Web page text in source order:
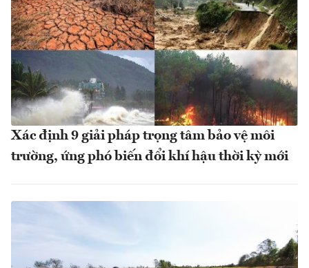
Xác định 9 giải pháp trọng tâm bảo vệ môi
trường, ứng phó biến đổi khí hậu thời kỳ mới